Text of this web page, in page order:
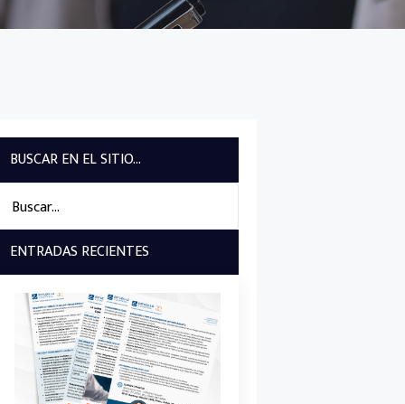
BUSCAR EN EL SITIO...
for:
ENTRADAS RECIENTES